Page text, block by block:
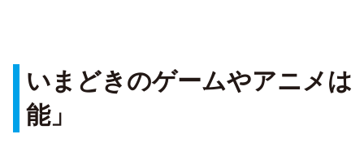
いまどきのゲームやアニメは
能」